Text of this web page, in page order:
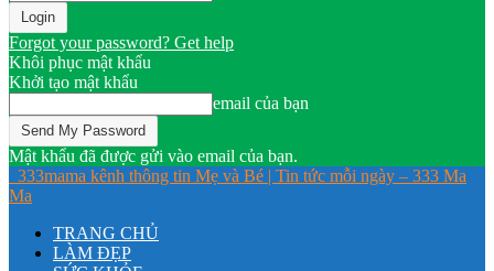
Forgot your password? Get help
Khôi phục mật khẩu
Khởi tạo mật khẩu
email của bạn
Mật khẩu đã được gửi vào email của bạn.
333mama kênh thông tin Mẹ và Bé | Tin tức mỗi ngày – 333 Ma
Ma
TRANG CHỦ
LÀM ĐẸP